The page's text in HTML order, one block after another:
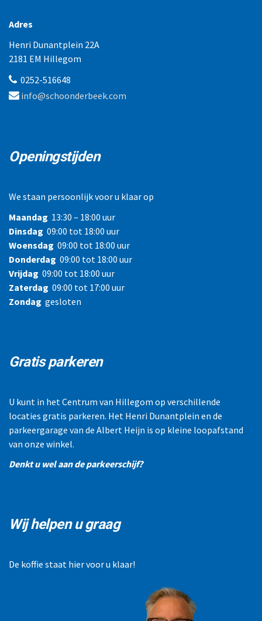
Adres
Henri Dunantplein 22A
2181 EM Hillegom
0252-516648
info@schoonderbeek.com
Openingstijden
We staan persoonlijk voor u klaar op
Maandag 13:30 – 18:00 uur
Dinsdag 09:00 tot 18:00 uur
Woensdag 09:00 tot 18:00 uur
Donderdag 09:00 tot 18:00 uur
Vrijdag 09:00 tot 18:00 uur
Zaterdag 09:00 tot 17:00 uur
Zondag gesloten
Gratis parkeren
U kunt in het Centrum van Hillegom op verschillende
locaties gratis parkeren. Het Henri Dunantplein en de
parkeergarage van de Albert Heijn is op kleine loopafstand
van onze winkel.
Denkt u wel aan de parkeerschijf?
Wij helpen u graag
De koffie staat hier voor u klaar!